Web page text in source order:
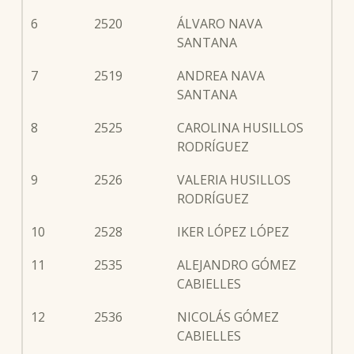
6
2520
ÁLVARO NAVA
SANTANA
7
2519
ANDREA NAVA
SANTANA
8
2525
CAROLINA HUSILLOS
RODRÍGUEZ
9
2526
VALERIA HUSILLOS
RODRÍGUEZ
10
2528
IKER LÓPEZ LÓPEZ
11
2535
ALEJANDRO GÓMEZ
CABIELLES
12
2536
NICOLÁS GÓMEZ
CABIELLES